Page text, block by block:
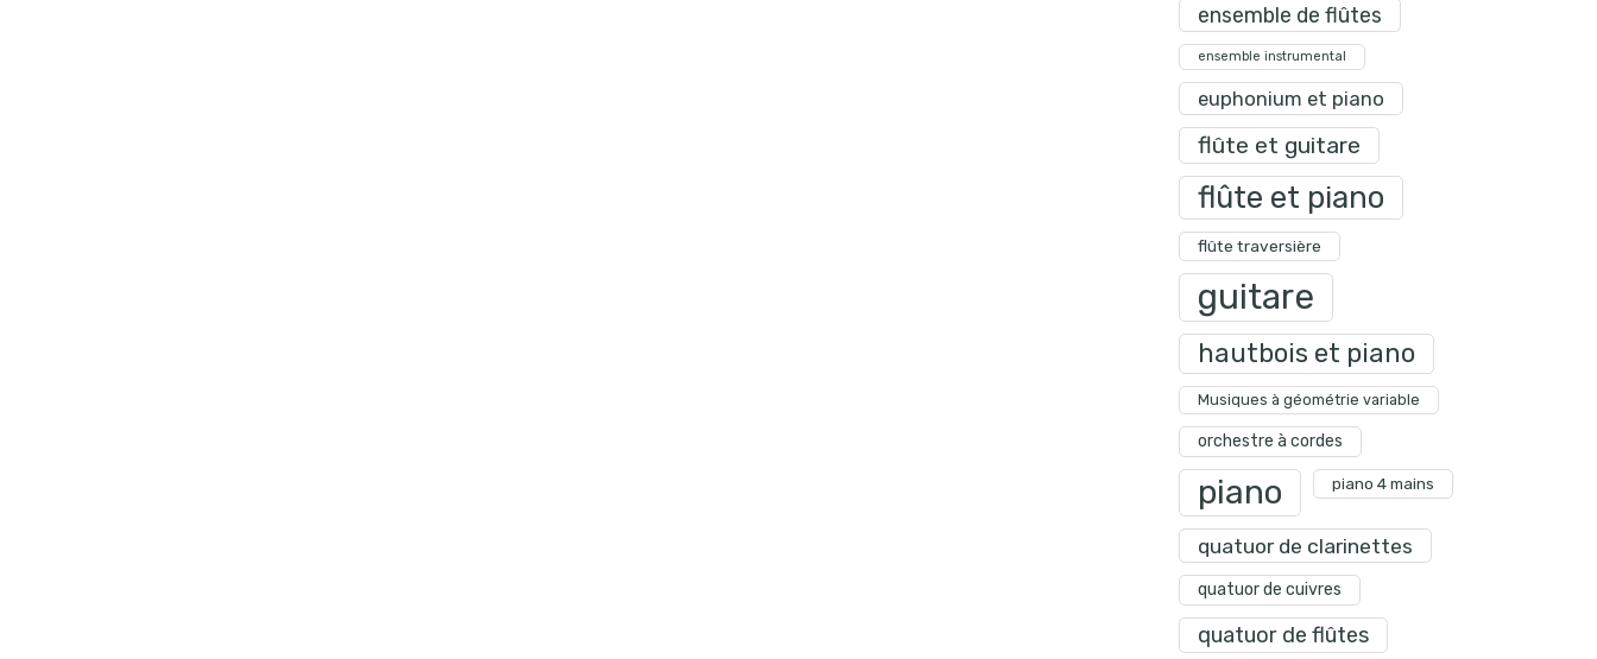
ensemble de flûtes
ensemble instrumental
euphonium et piano
flûte et guitare
flûte et piano
flûte traversière
guitare
hautbois et piano
Musiques à géométrie variable
orchestre à cordes
piano piano 4 mains
quatuor de clarinettes
quatuor de cuivres
quatuor de flûtes